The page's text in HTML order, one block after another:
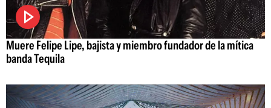
Muere Felipe Lipe, bajista y miembro fundador de la mítica
banda Tequila